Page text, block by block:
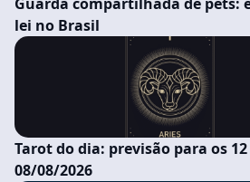
lei no Brasil
Tarot do dia: previsão para os
08/08/2026